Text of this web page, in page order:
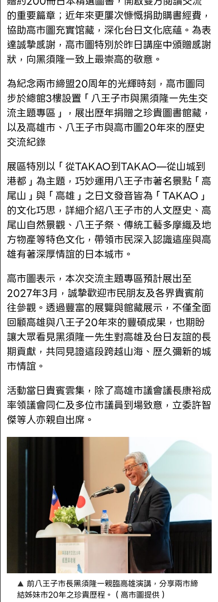
的重要篇章；近年來更屢次慷慨捐助購書經費，
協助高市圖充實馆藏，深化台日文化底蘊。為表
達誠摯感謝，高市圖特別於昨日講座中頒贈感謝
狀，向黑須隆一致上最崇高的敬意。
為紀念兩市締盟20周年的光輝時刻，高市圖同
步於總館3樓設置「八王子市與黑須隆一先生交
流主題專區」，展出歷年捐贈之珍貴圖書館藏，
以及高雄市、八王子市與高市圖20年來的歷史
交流紀錄
展區特別以「從TAKAO到TAKAO—從山城到
港都」為主題，巧妙運用八王子市著名景點「高
尾山」與「高雄」之日文發音皆為「TAKAO」
的文化巧思，詳細介紹八王子市的人文歷史、高
尾山自然景觀、八王子祭、傳統工藝多摩織及地
方物產等特色文化，帶領市民深入認識這座與高
雄有著深厚情誼的日本城市。
高市圖表示，本次交流主題專區預計展出至
2027年3月，誠摯歡迎市民朋友及各界貴賓前
往參觀。透過豐富的展覽與館藏展示，不僅全面
回顧高雄與八王子20年來的豐碩成果，也期盼
讓大眾看見黑須隆一先生對高雄及台日友誼的長
期貢獻，共同見證這段跨越山海、歷久彌新的城
市情誼。
活動當日貴賓雲集，除了高雄市議會議長康裕成
率領議會同仁及多位市議員到場致意，立委許智
傑等人亦親自出席。
前八王子市長黑須隆一親臨高雄演講，分享兩市締
結姊妹市20年之珍貴歷程。（高市圖提供）